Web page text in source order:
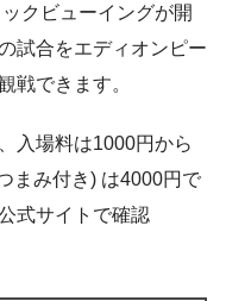
クビューイングが開
試合をエディオンピー
戦できます。
入場料は1000円から
まみ付き) は4000円で
式サイトで確認